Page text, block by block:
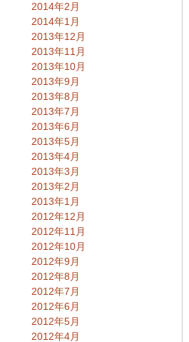
2014年2月
2014年1月
2013年12月
2013年11月
2013年10月
2013年9月
2013年8月
2013年7月
2013年6月
2013年5月
2013年4月
2013年3月
2013年2月
2013年1月
2012年12月
2012年11月
2012年10月
2012年9月
2012年8月
2012年7月
2012年6月
2012年5月
2012年4月